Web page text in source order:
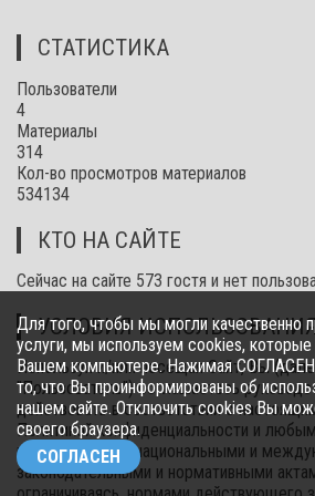
СТАТИСТИКА
Пользователи
4
Материалы
314
Кол-во просмотров материалов
534134
КТО НА САЙТЕ
Сейчас на сайте 573 гостя и нет
УСЛОВИЯ
Используя и/или посещая Сайт, Вы
"Пользователь") соглашаетесь
действовать в соответствии с
Политикой конфиденциальности и
региональными, национальными и
законодательными и нормативными
Для того, чтобы мы могли качественно
услуги, мы используем cookies, которые
Вашем компьютере. Нажимая
то, что Вы проинформированы об
нашем сайте. Отключить cookies Вы
своего браузера.
СОГЛАСЕН